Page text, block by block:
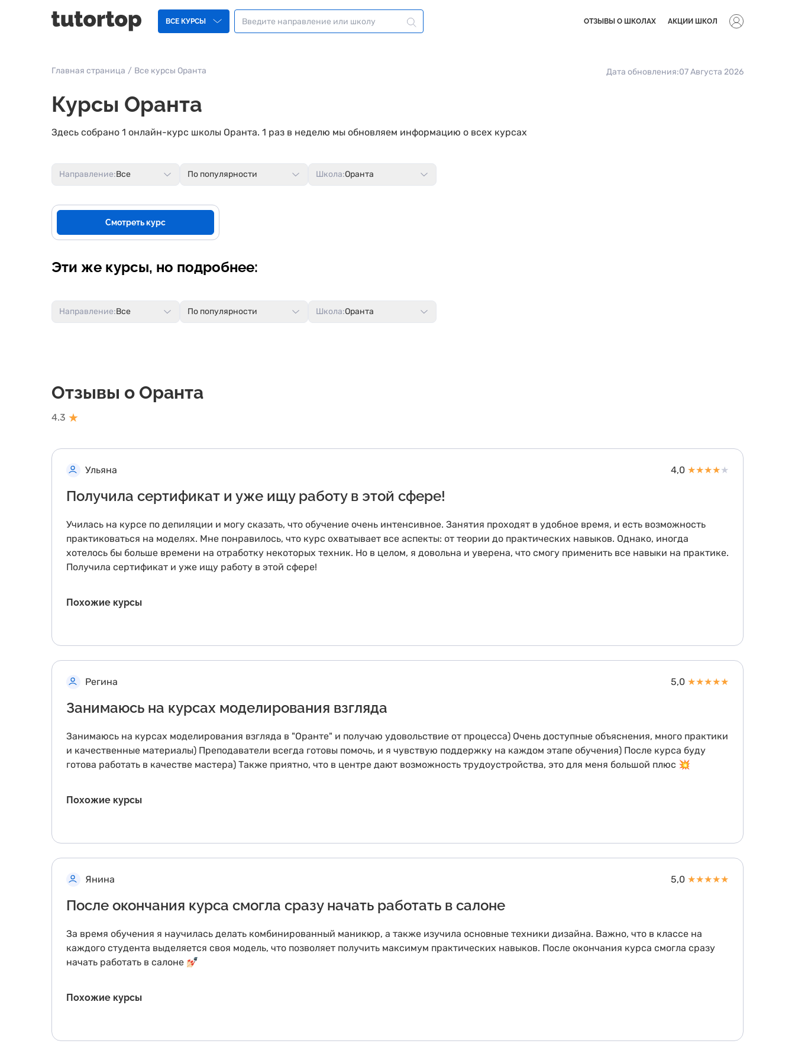
ВСЕ КУРСЫ ОТЗЫВЫ О ШКОЛАХ АКЦИИ ШКОЛ
Главная страница / Все курсы Оранта Дата обновления:07 Августа 2026
Курсы Оранта
Здесь собрано 1 онлайн-курс школы Оранта. 1 раз в неделю мы обновляем информацию о всех курсах
Школа:Оранта
По популярности
Направление:Все
Смотреть курс
Эти же курсы, но подробнее:
Направление:Все По популярности Школа:Оранта
Отзывы о Оранта
4.3 ★
Ульяна 4,0 ★★★★★
Получила сертификат и уже ищу работу в этой сфере!
Училась на курсе по депиляции и могу сказать, что обучение очень интенсивное. Занятия проходят в удобное время, и есть возможность
практиковаться на моделях. Мне понравилось, что курс охватывает все аспекты: от теории до практических навыков. Однако, иногда
хотелось бы больше времени на отработку некоторых техник. Но в целом, я довольна и уверена, что смогу применить все навыки на практике.
Получила сертификат и уже ищу работу в этой сфере!
Похожие курсы
Регина 5,0 ★★★★★
Занимаюсь на курсах моделирования взгляда
Занимаюсь на курсах моделирования взгляда в "Оранте" и получаю удовольствие от процесса) Очень доступные объяснения, много практики
и качественные материалы) Преподаватели всегда готовы помочь, и я чувствую поддержку на каждом этапе обучения) После курса буду
готова работать в качестве мастера) Также приятно, что в центре дают возможность трудоустройства, это для меня большой плюс 💥
Похожие курсы
Янина 5,0 ★★★★★
После окончания курса смогла сразу начать работать в салоне
За время обучения я научилась делать комбинированный маникюр, а также изучила основные техники дизайна. Важно, что в классе на
каждого студента выделяется своя модель, что позволяет получить максимум практических навыков. После окончания курса смогла сразу
начать работать в салоне 💅🏻
Похожие курсы